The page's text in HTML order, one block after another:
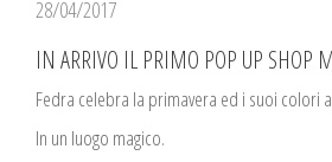
28/04/2017
IN ARRIVO IL PRIMO POP UP SHOP
Fedra celebra la primavera ed i suoi colori
In un luogo magico.